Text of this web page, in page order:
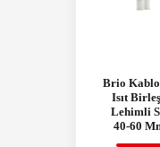
Brio
Isıt
Lehimli
40-60